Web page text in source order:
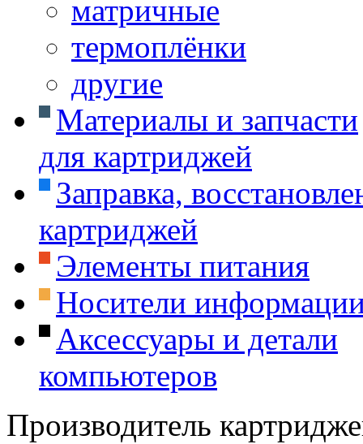
матричные
термоплёнки
другие
Материалы и запчасти
для картриджей
Заправка,
картриджей
Элементы питания
Носители
Аксессуары и детали
компьютеров
Производитель